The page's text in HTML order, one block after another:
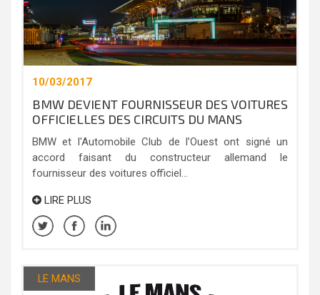
10/03/2017
BMW DEVIENT FOURNISSEUR DES VOITURES
OFFICIELLES DES CIRCUITS DU MANS
BMW et l'Automobile Club de l’Ouest ont signé un
accord faisant du constructeur allemand le
fournisseur des voitures officiel...
LIRE PLUS
LE MANS